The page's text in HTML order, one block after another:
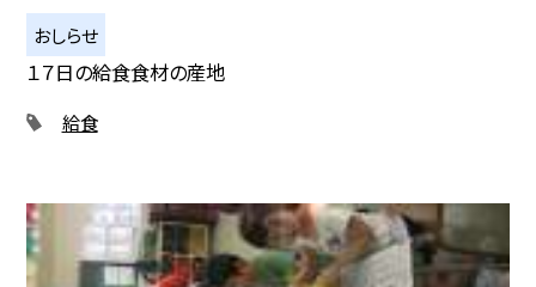
おしらせ
１７日の給食食材の産地
給食